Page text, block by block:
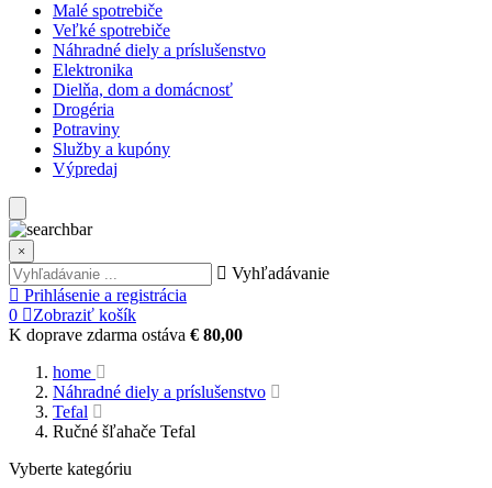
Malé spotrebiče
Veľké spotrebiče
Náhradné diely a príslušenstvo
Elektronika
Dielňa, dom a domácnosť
Drogéria
Potraviny
Služby a kupóny
Výpredaj
×
Vyhľadávanie
Prihlásenie a registrácia
0
Zobraziť košík
K doprave zdarma ostáva € 80,00
home
Náhradné diely a príslušenstvo
Tefal
Ručné šľahače Tefal
Vyberte kategóriu